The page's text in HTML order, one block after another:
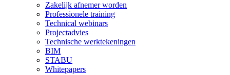
Zakelijk afnemer worden
Professionele training
Technical webinars
Projectadvies
Technische werktekeningen
BIM
STABU
Whitepapers